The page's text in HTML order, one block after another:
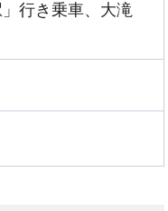
行き乗車、大滝